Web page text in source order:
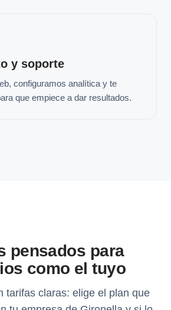
y soporte
configuramos analítica y te
que empiece a dar resultados.
pensados para
como el tuyo
tarifas claras: elige el plan que